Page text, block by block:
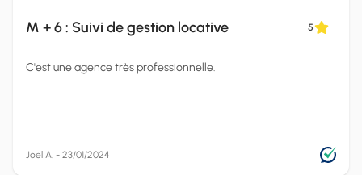
M + 6 : Suivi de gestion locative 5
C'est une agence très professionnelle.
Joel A. - 23/01/2024